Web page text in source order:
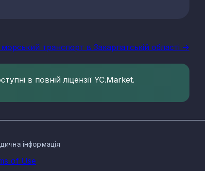
транспорт в Закарпатській області ->
в повній ліцензії YC.Market.
інформація
of Use